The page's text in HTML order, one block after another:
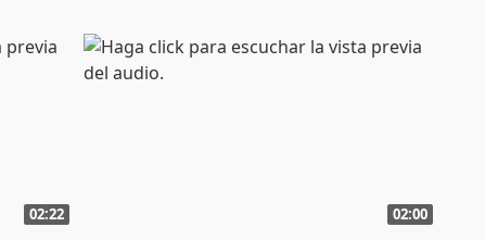
02:22 02:00